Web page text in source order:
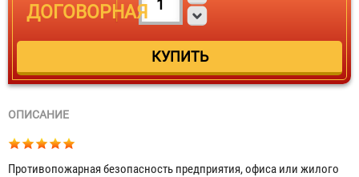
ДОГОВОРНАЯ
ОПИСАНИЕ
Противопожарная безопасность предприятия, офиса или жилого